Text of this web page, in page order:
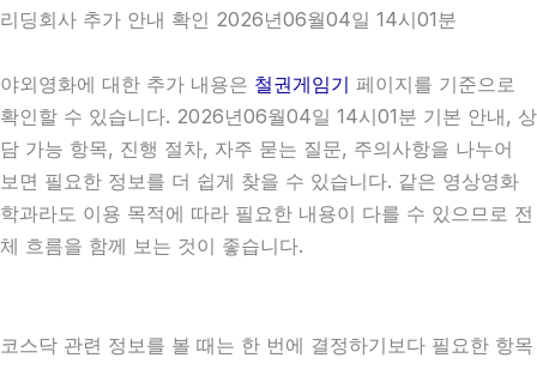
리딩회사 추가 안내 확인 2026년06월04일 14시01분
야외영화에 대한 추가 내용은 철권게임기 페이지를 기준으로
확인할 수 있습니다. 2026년06월04일 14시01분 기본 안내, 상
담 가능 항목, 진행 절차, 자주 묻는 질문, 주의사항을 나누어
보면 필요한 정보를 더 쉽게 찾을 수 있습니다. 같은 영상영화
학과라도 이용 목적에 따라 필요한 내용이 다를 수 있으므로 전
체 흐름을 함께 보는 것이 좋습니다.
코스닥 관련 정보를 볼 때는 한 번에 결정하기보다 필요한 항목